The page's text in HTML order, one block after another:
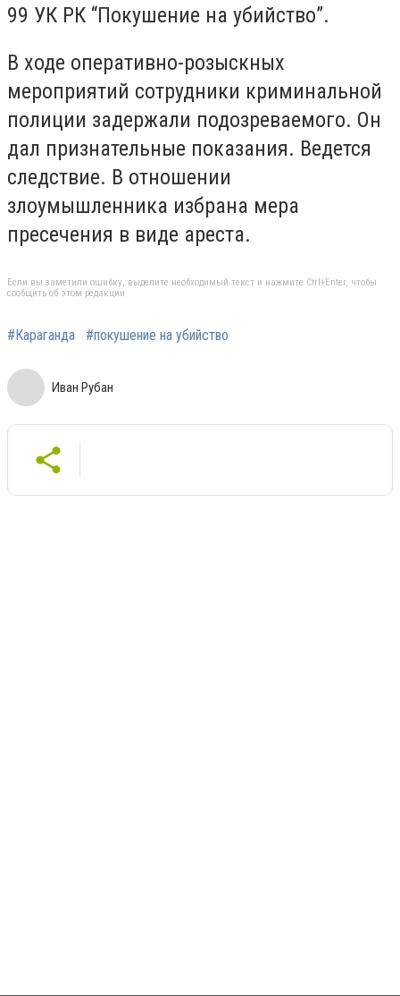
99 УК РК “Покушение на убийство”.
В ходе оперативно-розыскных
мероприятий сотрудники криминальной
полиции задержали подозреваемого. Он
дал признательные показания. Ведется
следствие. В отношении
злоумышленника избрана мера
пресечения в виде ареста.
Если вы заметили ошибку, выделите необходимый текст и нажмите Ctrl+Enter, чтобы
сообщить об этом редакции
#Караганда #покушение на убийство
Иван Рубан